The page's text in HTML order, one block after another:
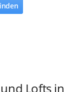
Lofts in